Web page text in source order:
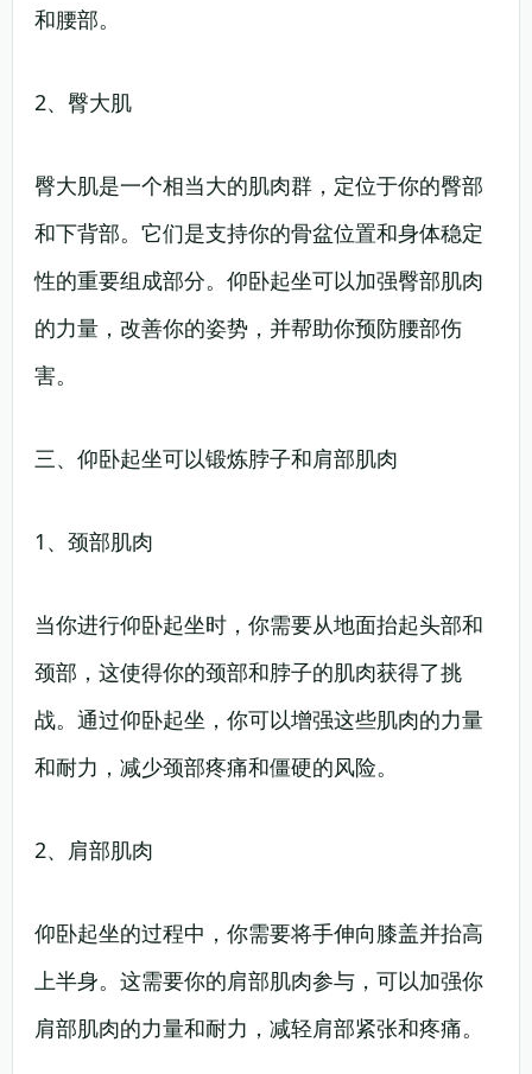
和腰部。
2、臀大肌
臀大肌是一个相当大的肌肉群，定位于你的臀部
和下背部。它们是支持你的骨盆位置和身体稳定
性的重要组成部分。仰卧起坐可以加强臀部肌肉
的力量，改善你的姿势，并帮助你预防腰部伤
害。
三、仰卧起坐可以锻炼脖子和肩部肌肉
1、颈部肌肉
当你进行仰卧起坐时，你需要从地面抬起头部和
颈部，这使得你的颈部和脖子的肌肉获得了挑
战。通过仰卧起坐，你可以增强这些肌肉的力量
和耐力，减少颈部疼痛和僵硬的风险。
2、肩部肌肉
仰卧起坐的过程中，你需要将手伸向膝盖并抬高
上半身。这需要你的肩部肌肉参与，可以加强你
肩部肌肉的力量和耐力，减轻肩部紧张和疼痛。